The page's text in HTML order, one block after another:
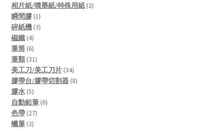
products
相片紙/噴墨紙/特殊用紙 22
瞬間膠 11
product
碎紙機 33
磁鐵 44
products
筆筒 66
products
筆類 3131
products
美工刀/美工刀片 3434
products
膠帶台/膠帶切割器 88
膠水 55
products
自動鉛筆 66
色帶 2727
蠟筆 22